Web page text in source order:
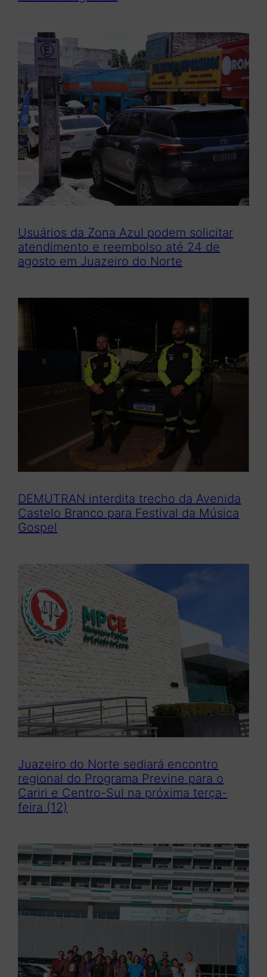
Usuários da Zona Azul podem solicitar
atendimento e reembolso até 24 de
agosto em Juazeiro do Norte
DEMUTRAN interdita trecho da Avenida
Castelo Branco para Festival da Música
Gospel
Juazeiro do Norte sediará encontro
regional do Programa Previne para o
Cariri e Centro-Sul na próxima terça-
feira (12)